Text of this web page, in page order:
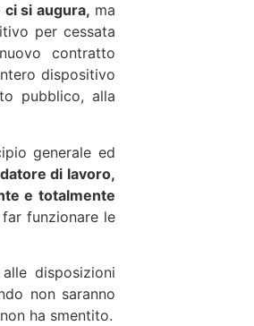
ci si augura, ma
per cessata
contratto
dispositivo
pubblico, alla
generale ed
di lavoro,
e totalmente
funzionare le
disposizioni
non saranno
ha smentito.